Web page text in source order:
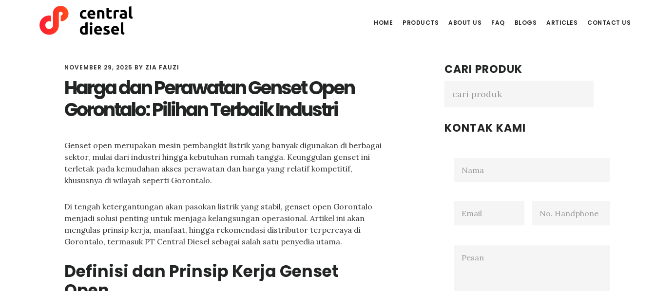
HOME PRODUCTS ABOUT US FAQ BLOGS ARTICLES CONTACT US
NOVEMBER 29, 2025 BY ZIA FAUZI
Harga dan Perawatan Genset Open
Gorontalo: Pilihan Terbaik Industri
Genset open merupakan mesin pembangkit listrik yang banyak digunakan di berbagai
sektor, mulai dari industri hingga kebutuhan rumah tangga. Keunggulan genset ini
terletak pada kemudahan akses perawatan dan harga yang relatif kompetitif,
khususnya di wilayah seperti Gorontalo.
Di tengah ketergantungan akan pasokan listrik yang stabil, genset open Gorontalo
menjadi solusi penting untuk menjaga kelangsungan operasional. Artikel ini akan
mengulas prinsip kerja, manfaat, hingga rekomendasi distributor terpercaya di
Gorontalo, termasuk PT Central Diesel sebagai salah satu penyedia utama.
Definisi dan Prinsip Kerja Genset
Primary
Sidebar
CARI PRODUK
KONTAK KAMI